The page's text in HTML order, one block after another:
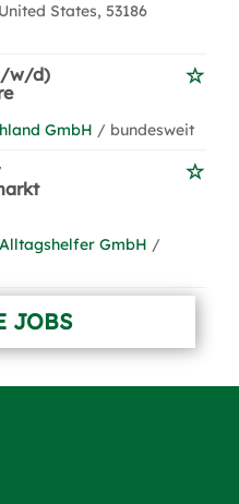
States, 53186
w/d)
GmbH / bundesweit
GmbH /
JOBS